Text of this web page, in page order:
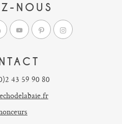
NOUS
43 59 90 80